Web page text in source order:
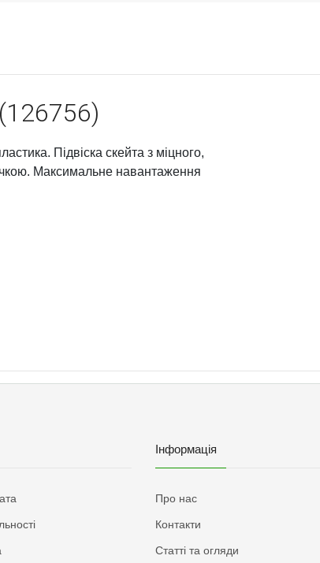
Підвіска скейта з міцного,
Максимальне навантаження
Інформація
Про нас
Контакти
Статті та огляди